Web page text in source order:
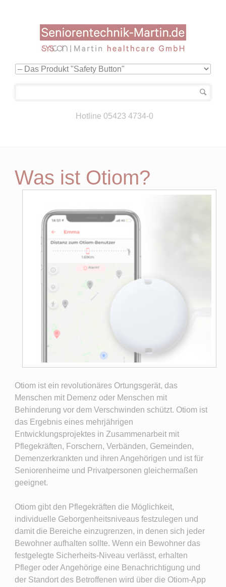
Navigation
Hotline 05423 4734-0
Was ist Otiom?
Otiom ist ein revolutionäres Ortungsgerät, das
Menschen mit Demenz oder Menschen mit
Behinderung vor dem Verschwinden schützt. Otiom ist
das Ergebnis eines mehrjährigen
Entwicklungsprojektes in Zusammenarbeit mit
Pflegekräften, Forschern, Verbänden, Gemeinden,
Demenzerkrankten und ihren Angehörigen und ist für
Seniorenheime und Privatpersonen gleichermaßen
geeignet.
Otiom gibt den Pflegekräften die Möglichkeit,
individuelle Geborgenheitsniveaus festzulegen und
damit die Bereiche einzugrenzen, in denen sich jeder
Bewohner aufhalten sollte. Wenn ein Bewohner das
festgelegte Sicherheits-Niveau verlässt, erhalten
Pfleger oder Angehörige eine Benachrichtigung und
der Standort des Betroffenen wird über die Otiom-App